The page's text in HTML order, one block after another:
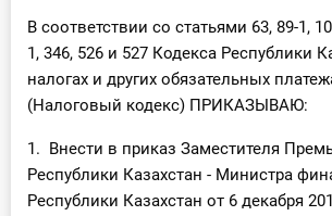
Кадры. Труд. Зарплата.
Учет по отраслям
Юридический помощник
В соответствии со статьями 63, 89-1,
1, 346, 526 и 527 Кодекса Республики
налогах и других обязательных
(Налоговый кодекс) ПРИКАЗЫВАЮ:
1. Внести в приказ Заместителя
Республики Казахстан - Министра
Республики Казахстан от 6 декабря